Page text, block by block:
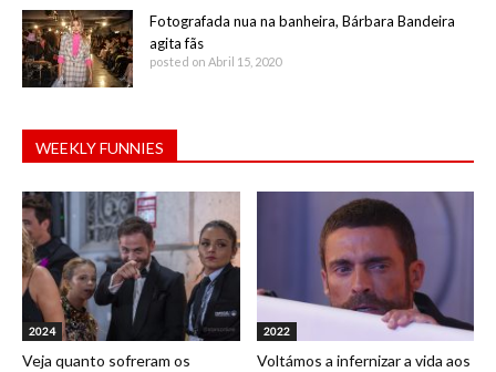
Fotografada nua na banheira, Bárbara Bandeira
agita fãs
posted on Abril 15, 2020
WEEKLY FUNNIES
2024
Veja quanto sofreram os
2022
Voltámos a infernizar a vida aos